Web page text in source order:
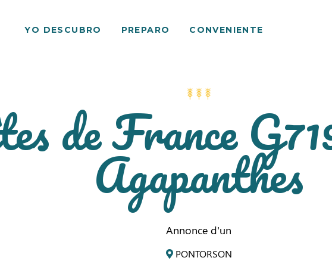
YO DESCUBRO PREPARO CONVENIENTE
de France
Agapanthes
Annonce d'un
PONTORSON